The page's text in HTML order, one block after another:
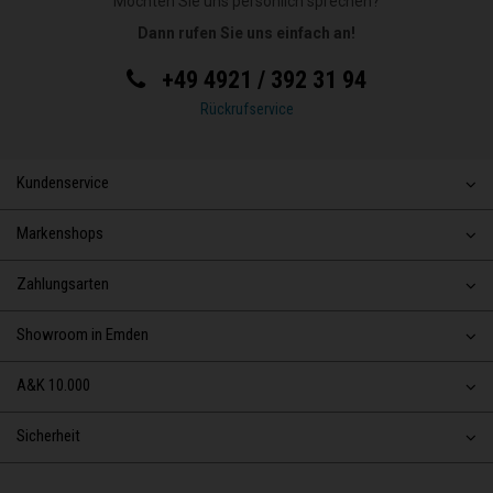
Dann rufen Sie uns einfach an!
+49 4921 / 392 31 94
Rückrufservice
Kundenservice
Markenshops
Zahlungsarten
Showroom in Emden
A&K 10.000
Sicherheit